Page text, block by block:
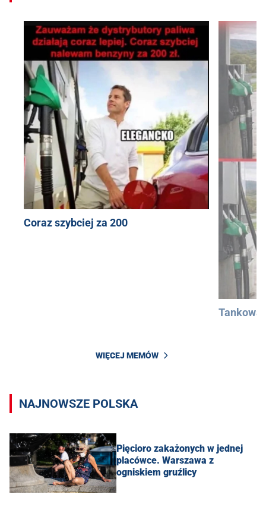
Coraz szybciej za 200
WIĘCEJ MEMÓW
NAJNOWSZE POLSKA
Pięcioro zakażonych w jednej
placówce. Warszawa z
ogniskiem gruźlicy